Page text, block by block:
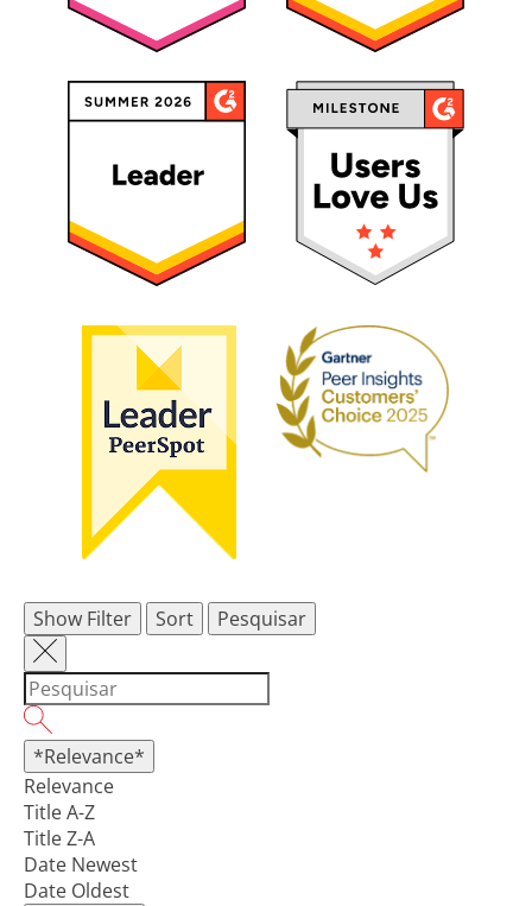
Show Filter Sort Pesquisar
*Relevance*
Relevance
Title A-Z
Title Z-A
Date Newest
Date Oldest